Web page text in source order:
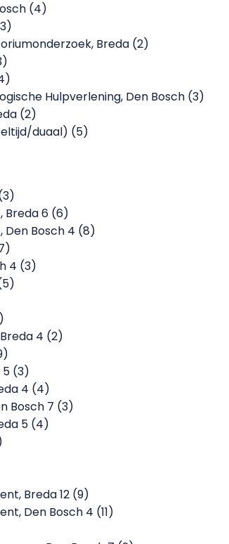
(4)
Breda (2)
Hulpverlening, Den Bosch (3)
(2)
duaal) (5)
Breda 6 (6)
Den Bosch 4 (8)
4 (3)
4 (2)
5 (3)
4 (4)
Bosch 7 (3)
5 (4)
Breda 12 (9)
Den Bosch 4 (11)